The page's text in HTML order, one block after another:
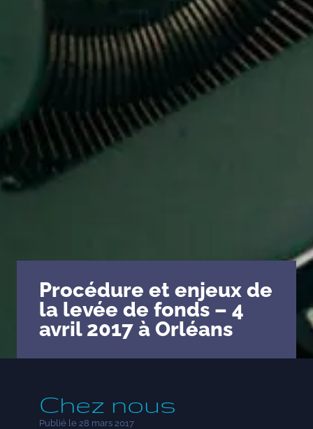
Diversifier ses activités
Missions packagées
L’équipe
Notre histoire
Start-up – porteurs de projets
Incubateurs & pépinières
Laboratoires – Universités
Clusters, Institutionnels
Quelques références…
Procédure et enjeux de
la levée de fonds – 4
avril 2017 à Orléans
Chez nous
Publié le 28 mars 2017